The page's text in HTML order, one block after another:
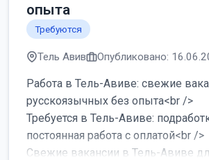
опыта
Требуются
Тель Авив Опубликовано:
Работа в Тель-Авиве: свежие
русскоязычных без опыта<br />
Требуется в Тель-Авиве:
постоянная работа с оплатой<br />
Свежие вакансии в Тель-Авиве